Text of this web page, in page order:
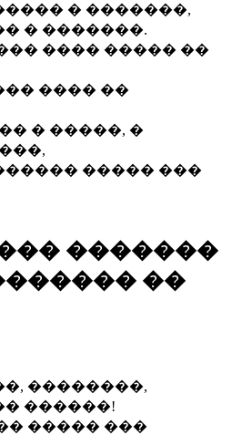
� �������,
� �������.
���� ����� ��
���� ��
� �����, �
����� ���
�������
��
��������,
������!
����� ���